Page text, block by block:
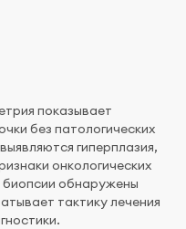
показывает
без патологических
гиперплазия,
онкологических
биопсии обнаружены
тактику лечения